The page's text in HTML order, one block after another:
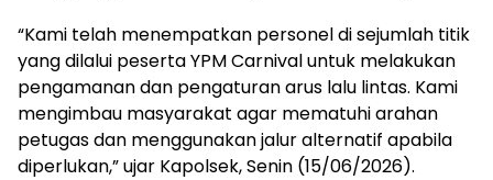
“Kami telah menempatkan personel di sejumlah titik
yang dilalui peserta YPM Carnival untuk melakukan
pengamanan dan pengaturan arus lalu lintas. Kami
mengimbau masyarakat agar mematuhi arahan
petugas dan menggunakan jalur alternatif apabila
diperlukan,” ujar Kapolsek, Senin (15/06/2026).